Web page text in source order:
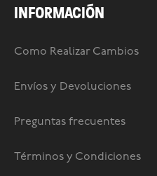
INFORMACIÓN
Como Realizar Cambios
Envíos y Devoluciones
Preguntas frecuentes
Términos y Condiciones